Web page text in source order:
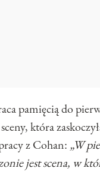
pamięcią do
która
z Cohan: „W
jest scena, w